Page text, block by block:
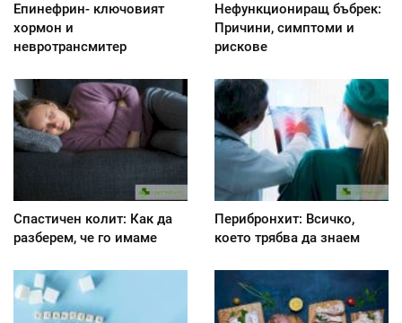
Епинефрин- ключовият
хормон и
невротрансмитер
Нефункциониращ бъбрек:
Причини, симптоми и
рискове
Спастичен колит: Как да
разберем, че го имаме
Перибронхит: Всичко,
което трябва да знаем